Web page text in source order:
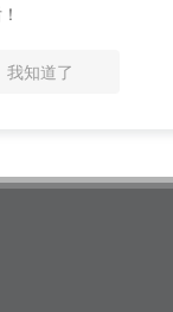
我知道了